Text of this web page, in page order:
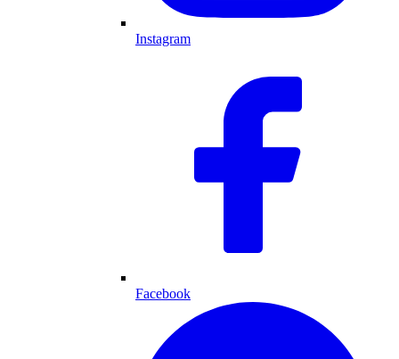
Instagram
Facebook